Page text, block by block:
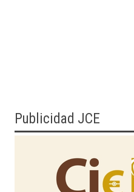
Publicidad JCE